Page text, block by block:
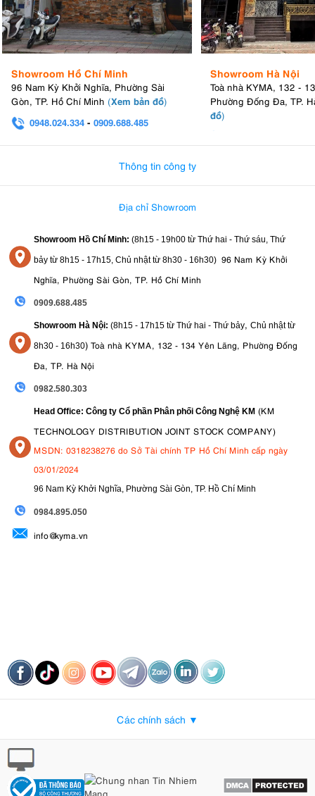
Showroom Hồ Chí Minh
96 Nam Kỳ Khởi Nghĩa, Phường Sài
Gòn, TP. Hồ Chí Minh (Xem bản đồ)
0948.024.334 - 0909.688.485
Showroom Hà Nội
Toà nhà KYMA, 132 -
Phường Đống Đa, TP.
đồ)
Thông tin công ty
Địa chỉ Showroom
Showroom Hồ Chí Minh: (8h15 - 19h00 từ Thứ hai - Thứ sáu, Thứ
bảy từ 8h15 - 17h15, Chủ nhật từ 8h30 - 16h30) 96 Nam Kỳ Khởi
Nghĩa, Phường Sài Gòn, TP. Hồ Chí Minh
0909.688.485
Showroom Hà Nội: (8h15 - 17h15 từ Thứ hai - Thứ bảy, Chủ nhật từ
8h30 - 16h30) Toà nhà KYMA, 132 - 134 Yên Lãng, Phường Đống
Đa, TP. Hà Nội
0982.580.303
Head Office: Công ty Cổ phần Phân phối Công Nghệ KM (KM
TECHNOLOGY DISTRIBUTION JOINT STOCK COMPANY)
MSDN: 0318238276 do Sở Tài chính TP Hồ Chí Minh cấp ngày
03/01/2024
96 Nam Kỳ Khởi Nghĩa, Phường Sài Gòn, TP. Hồ Chí Minh
0984.895.050
info@kyma.vn
Các chính sách ▼